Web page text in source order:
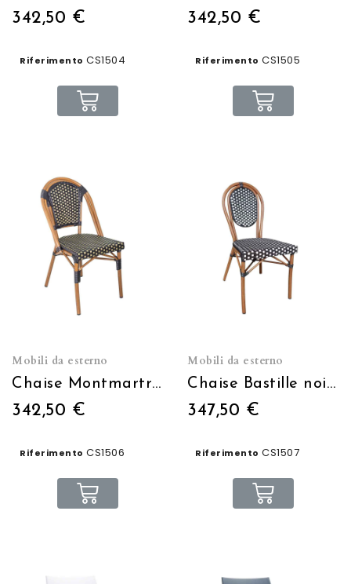
342,50 €
Riferimento CS1504
342,50 €
Riferimento CS1505
Mobili da esterno
Chaise Montmartre noire et or empilable
342,50 €
Riferimento CS1506
Mobili da esterno
Chaise Bastille noire et blanche empilable
347,50 €
Riferimento CS1507